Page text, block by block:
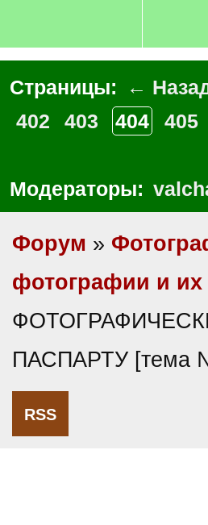
Страницы: ←
402
403 404 405
Модераторы:
Форум »
фотографии и
ПАСПАРТУ [тема
RSS